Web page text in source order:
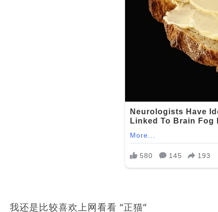
我还是比较喜欢上网看看 “正猫“